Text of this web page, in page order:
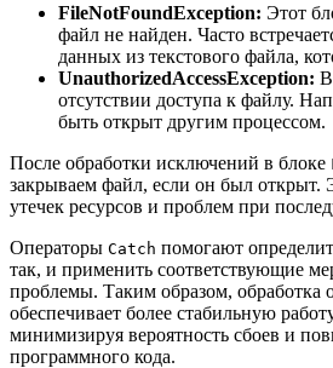
FileNotFoundException: Этот
файл не найден. Часто
данных из текстового файла,
UnauthorizedAccessException:
отсутствии доступа к файлу.
быть открыт другим процессом.
После обработки исключений в блоке
закрываем файл, если он был открыт.
утечек ресурсов и проблем при
Операторы Catch помогают
так, и применить соответствующие
проблемы. Таким образом,
обеспечивает более стабильную
минимизируя вероятность сбоев и
программного кода.